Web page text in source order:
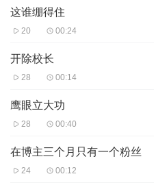
这谁绷得住
20 00:24
开除校长
28 00:14
鹰眼立大功
28 00:40
在博主三个月只有一个粉丝
24 00:12